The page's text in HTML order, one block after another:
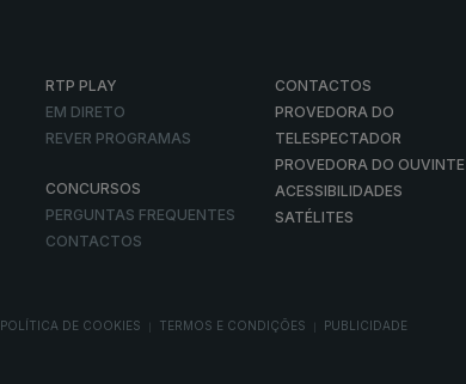
RTP PLAY
EM DIRETO
REVER PROGRAMAS
CONCURSOS
PERGUNTAS FREQUENTES
CONTACTOS
CONTACTOS
PROVEDORA DO
TELESPECTADOR
PROVEDORA DO OUVINTE
ACESSIBILIDADES
SATÉLITES
POLÍTICA DE COOKIES TERMOS E CONDIÇÕES PUBLICIDADE